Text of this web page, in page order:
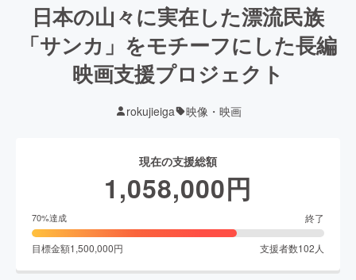
日本の山々に実在した漂流民族
「サンカ」をモチーフにした長編
映画支援プロジェクト
rokujieiga 映像・映画
現在の支援総額
1,058,000円
70%達成 終了
目標金額1,500,000円 支援者数102 人